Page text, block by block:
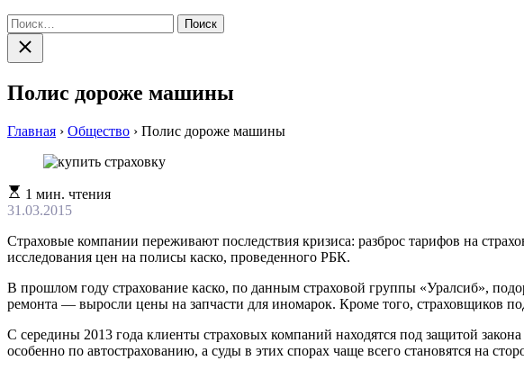
Найти:
Закрыть
поиск
Полис дороже машины
Главная › Общество › Полис дороже машины
Расчетное
время
1 мин. чтения
31.03.2015
Страховые компании переживают последствия кризиса: разброс тарифов на
исследования цен на полисы каско, проведенного РБК.
В прошлом году страхование каско, по данным страховой группы «Уралсиб»,
ремонта — выросли цены на запчасти для иномарок. Кроме того, страховщиков
С середины 2013 года клиенты страховых компаний находятся под защитой
особенно по автострахованию, а суды в этих спорах чаще всего становятся на